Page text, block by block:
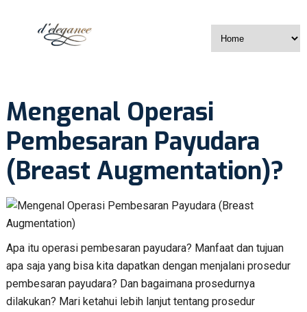
Mengenal Operasi
Pembesaran Payudara
(Breast Augmentation)?
Apa itu operasi pembesaran payudara? Manfaat dan tujuan
apa saja yang bisa kita dapatkan dengan menjalani prosedur
pembesaran payudara? Dan bagaimana prosedurnya
dilakukan? Mari ketahui lebih lanjut tentang prosedur